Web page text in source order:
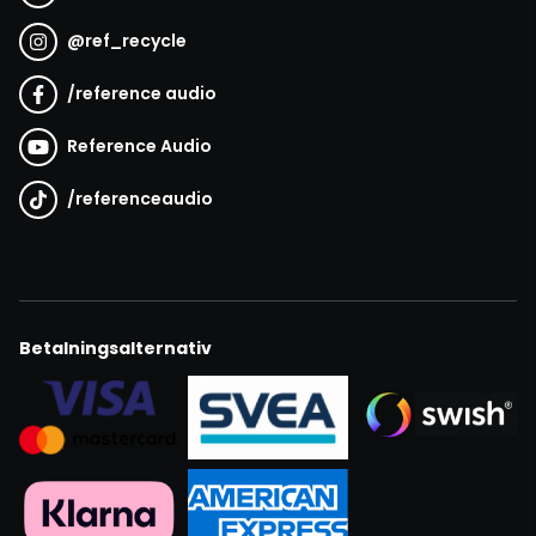
@ref_recycle
/reference audio
Reference Audio
/referenceaudio
Betalningsalternativ